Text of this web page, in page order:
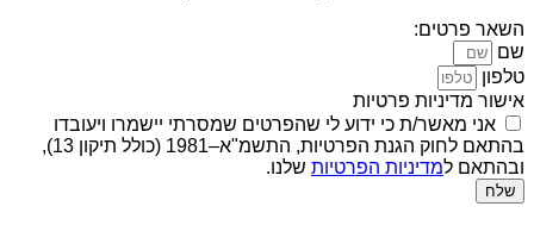
השאר פרטים:
שם
טלפון
אישור מדיניות פרטיות
אני מאשר/ת כי ידוע לי שהפרטים שמסרתי יישמרו ויעובדו
בהתאם לחוק הגנת הפרטיות, התשמ"א–1981 (כולל תיקון 13),
ובהתאם למדיניות הפרטיות שלנו.
שלח